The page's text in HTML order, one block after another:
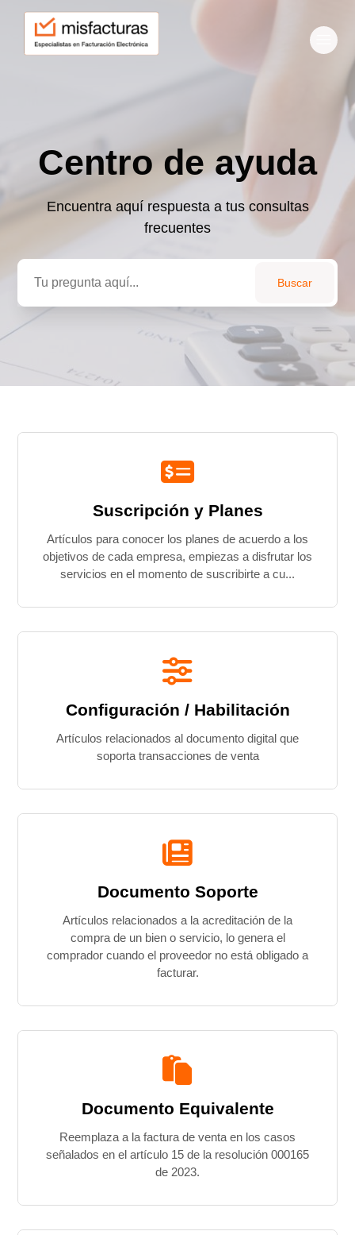
Centro de ayuda
Búsqueda
Centro de ayuda
Encuentra aquí respuesta a tus consultas
frecuentes
Suscripción y Planes
Artículos para conocer los planes de acuerdo a los
objetivos de cada empresa, empiezas a disfrutar los
servicios en el momento de suscribirte a cu...
Configuración / Habilitación
Artículos relacionados al documento digital que
soporta transacciones de venta
Documento Soporte
Artículos relacionados a la acreditación de la
compra de un bien o servicio, lo genera el
comprador cuando el proveedor no está obligado a
facturar.
Documento Equivalente
Reemplaza a la factura de venta en los casos
señalados en el artículo 15 de la resolución 000165
de 2023.